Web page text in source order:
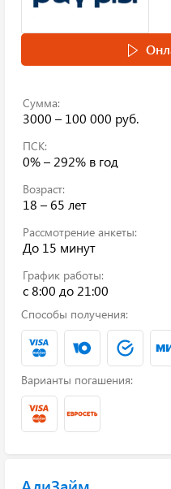
Сумма:
3000 – 100 000 руб.
ПСК:
0% – 292% в год
Возраст:
18 – 65 лет
Рассмотрение анкеты:
До 15 минут
График работы:
с 8:00 до 21:00
Способы получения:
Варианты погашения: